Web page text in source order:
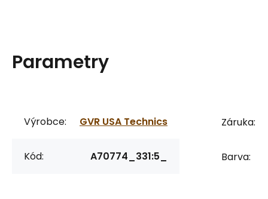
Parametry
Výrobce: GVR USA Technics
Kód: A70774_331:5_
Záruka:
Barva: